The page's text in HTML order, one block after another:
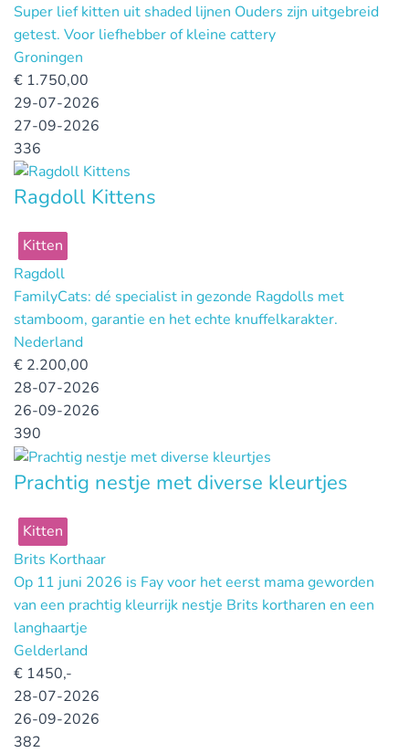
Super lief kitten uit shaded lijnen Ouders zijn uitgebreid
getest. Voor liefhebber of kleine cattery
Groningen
€ 1.750,00
29-07-2026
27-09-2026
336
Ragdoll Kittens
Kitten
Ragdoll
FamilyCats: dé specialist in gezonde Ragdolls met
stamboom, garantie en het echte knuffelkarakter.
Nederland
€ 2.200,00
28-07-2026
26-09-2026
390
Prachtig nestje met diverse kleurtjes
Kitten
Brits Korthaar
Op 11 juni 2026 is Fay voor het eerst mama geworden
van een prachtig kleurrijk nestje Brits kortharen en een
langhaartje
Gelderland
€ 1450,-
28-07-2026
26-09-2026
382